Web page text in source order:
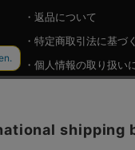
返品について
特定商取引法に基づ
個人情報の取り扱い